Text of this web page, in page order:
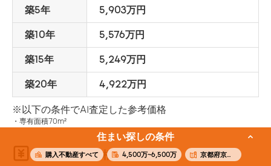
築5年 5,903万円
築10年 5,576万円
築15年 5,249万円
築20年 4,922万円
※以下の条件でAI査定した参考価格
専有面積70m²
面積別の価格相場
住まい探しの条件
購入不動産すべて 4,500万~6,500万 京都府京都市下京区下鱗形町